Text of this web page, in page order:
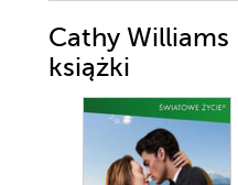
Cathy Williams
książki